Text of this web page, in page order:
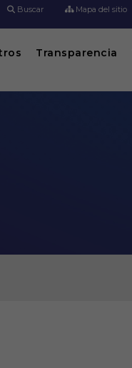
Buscar Mapa del sitio
Transparencia